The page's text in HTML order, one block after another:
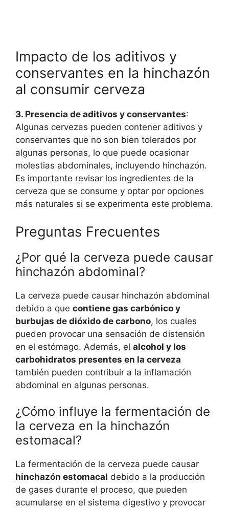
Impacto de los aditivos y
conservantes en la hinchazón
al consumir cerveza
3. Presencia de aditivos y conservantes:
Algunas cervezas pueden contener aditivos y
conservantes que no son bien tolerados por
algunas personas, lo que puede ocasionar
molestias abdominales, incluyendo hinchazón.
Es importante revisar los ingredientes de la
cerveza que se consume y optar por opciones
más naturales si se experimenta este problema.
Preguntas Frecuentes
¿Por qué la cerveza puede causar
hinchazón abdominal?
La cerveza puede causar hinchazón abdominal
debido a que contiene gas carbónico y
burbujas de dióxido de carbono, los cuales
pueden provocar una sensación de distensión
en el estómago. Además, el alcohol y los
carbohidratos presentes en la cerveza
también pueden contribuir a la inflamación
abdominal en algunas personas.
¿Cómo influye la fermentación de
la cerveza en la hinchazón
estomacal?
La fermentación de la cerveza puede causar
hinchazón estomacal debido a la producción
de gases durante el proceso, que pueden
acumularse en el sistema digestivo y provocar